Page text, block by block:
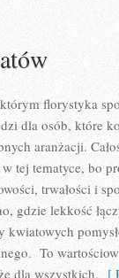
florystyka
dla osób, które
aranżacji.
tej tematyce, bo
trwałości i
gdzie lekkość
kwiatowych
To
dla wszystkich, [